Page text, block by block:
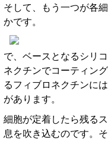
そして、もう一つが各
かです。
で、ベースとなるシリ
ネクチンでコーティン
るフィブロネクチンに
があります。
細胞が定着したら残る
息を吹き込むのです。